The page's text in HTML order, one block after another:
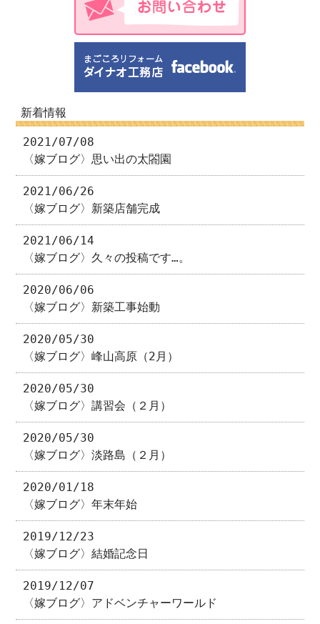
新着情報
2021/07/08
〈嫁ブログ〉思い出の太閤園
2021/06/26
〈嫁ブログ〉新築店舗完成
2021/06/14
〈嫁ブログ〉久々の投稿です…。
2020/06/06
〈嫁ブログ〉新築工事始動
2020/05/30
〈嫁ブログ〉峰山高原（2月）
2020/05/30
〈嫁ブログ〉講習会（２月）
2020/05/30
〈嫁ブログ〉淡路島（２月）
2020/01/18
〈嫁ブログ〉年末年始
2019/12/23
〈嫁ブログ〉結婚記念日
2019/12/07
〈嫁ブログ〉アドベンチャーワールド